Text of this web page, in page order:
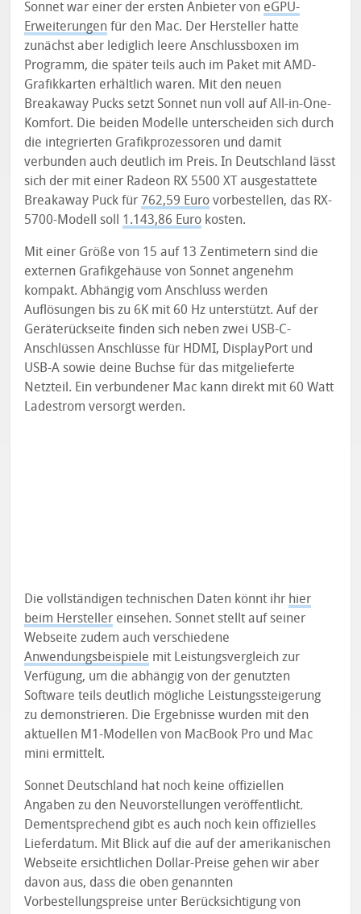
Sonnet war einer der ersten Anbieter von eGPU-
Erweiterungen für den Mac. Der Hersteller hatte
zunächst aber lediglich leere Anschlussboxen im
Programm, die später teils auch im Paket mit AMD-
Grafikkarten erhältlich waren. Mit den neuen
Breakaway Pucks setzt Sonnet nun voll auf All-in-One-
Komfort. Die beiden Modelle unterscheiden sich durch
die integrierten Grafikprozessoren und damit
verbunden auch deutlich im Preis. In Deutschland lässt
sich der mit einer Radeon RX 5500 XT ausgestattete
Breakaway Puck für762,59 Euro vorbestellen, das RX-
5700-Modell soll 1.143,86 Euro kosten.
Mit einer Größe von 15 auf 13 Zentimetern sind die
externen Grafikgehäuse von Sonnet angenehm
kompakt. Abhängig vom Anschluss werden
Auflösungen bis zu 6K mit 60 Hz unterstützt. Auf der
Geräterückseite finden sich neben zwei USB-C-
Anschlüssen Anschlüsse für HDMI, DisplayPort und
USB-A sowie deine Buchse für das mitgelieferte
Netzteil. Ein verbundener Mac kann direkt mit 60 Watt
Ladestrom versorgt werden.
Die vollständigen technischen Daten könnt ihr hier
beim Hersteller einsehen. Sonnet stellt auf seiner
Webseite zudem auch verschiedene
Anwendungsbeispiele mit Leistungsvergleich zur
Verfügung, um die abhängig von der genutzten
Software teils deutlich mögliche Leistungssteigerung
zu demonstrieren. Die Ergebnisse wurden mit den
aktuellen M1-Modellen von MacBook Pro und Mac
mini ermittelt.
Sonnet Deutschland hat noch keine offiziellen
Angaben zu den Neuvorstellungen veröffentlicht.
Dementsprechend gibt es auch noch kein offizielles
Lieferdatum. Mit Blick auf die auf der amerikanischen
Webseite ersichtlichen Dollar-Preise gehen wir aber
davon aus, dass die oben genannten
Vorbestellungspreise unter Berücksichtigung von